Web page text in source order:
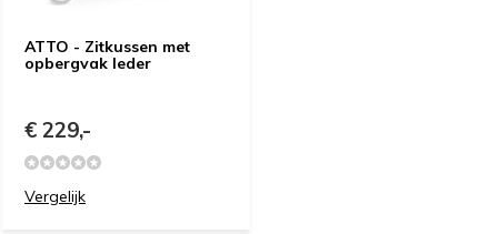
ATTO - Zitkussen met
opbergvak leder
€ 229,-
Vergelijk